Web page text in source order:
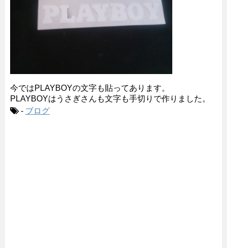
今ではPLAYBOYの文字も貼ってあります。
PLAYBOYはうさぎさんも文字も手切りで作りました。
- ブログ